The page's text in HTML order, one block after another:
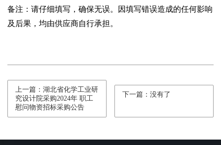
备注：请仔细填写，确保无误。 因填写错误造成的任何影响
及后果 ， 均由供应商自行承担。
上一篇：湖北省化学工业研
究设计院采购2024年 职工
慰问物资招标采购公告
下一篇：没有了